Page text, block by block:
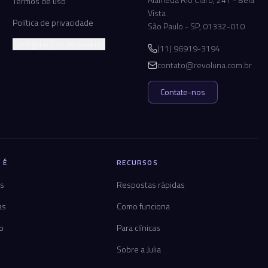
Política de privacidade
Vista
São Paulo - SP, 01332-010
(11) 96919-3194
contato@revoluna.com.br
Contate-nos
RECURSOS
Respostas rápidas
Como funciona
Para clínicas
Sobre a Julia